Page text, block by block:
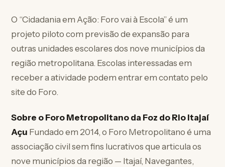
O “Cidadania em Ação: Foro vai à Escola” é um
projeto piloto com previsão de expansão para
outras unidades escolares dos nove municípios da
região metropolitana. Escolas interessadas em
receber a atividade podem entrar em contato pelo
site do Foro.
Sobre o Foro Metropolitano da Foz do Rio Itajaí
Açu Fundado em 2014, o Foro Metropolitano é uma
associação civil sem fins lucrativos que articula os
nove municípios da região — Itajaí, Navegantes,